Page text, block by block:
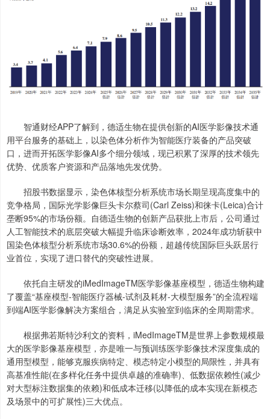
智通财经APP了解到，德适生物在提供创新的AI医学影像技术通
用平台服务的基础上，以染色体分析作为智能医疗装备的产品突破
口，进而开拓医学影像AI多个细分领域，现已积累了深厚的技术领先
优势、优质客户资源和产品落地先发优势。
招股书数据显示，染色体核型分析系统市场长期呈现高度集中的
竞争格局，国际光学影像巨头卡尔蔡司(Carl Zeiss)和徕卡(Leica)合计
垄断95%的市场份额。自德适生物的创新产品获批上市后，公司通过
人工智能技术的底层突破大幅提升临床诊断效率，2024年成功斩获中
国染色体核型分析系统市场30.6%的份额，超越传统国际巨头跃居行
业首位，实现了进口替代的突破性进展。
依托自主研发的iMedImageTM医学影像基座模型，德适生物构建
了覆盖“基座模型-智能医疗器械-试剂及耗材-大模型服务”的全流程端
到端AI医学影像解决方案组合，满足从实验室到临床的全周期需求。
根据弗若斯特沙利文的资料，iMedImageTM是世界上参数规模最
大的医学影像基座模型，亦是唯一与预训练医学影像技术深度集成的
通用型模型，能够克服疾病特定、模态特定小模型的局限性，并具有
高基准性能(在多样化任务中提供卓越的准确率)、低数据依赖性(减少
对大型标注数据集的依赖)和低成本迁移(以降低的成本实现在新模态
及场景中的可扩展性)三大优点。